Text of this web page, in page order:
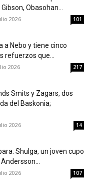
Obasohan...
2026 101
a Nebo y tiene cinco
refuerzos que...
2026 217
Smits y Zagars, dos
del Baskonia;
2026 14
Shulga, un joven cupo
2026 107